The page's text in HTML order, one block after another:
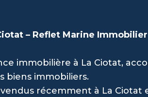
– Reflet Marine Immobilier
immobilière à La Ciotat,
biens immobiliers.
récemment à La Ciotat